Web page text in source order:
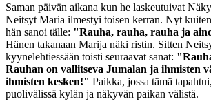
Saman päivän aikana kun he laskeutuivat
Neitsyt Maria ilmestyi toisen kerran. Nyt
hän sanoi tälle: "Rauha, rauha, rauha ja
Hänen takanaan Marija näki ristin. Sitten
kyynelehtiessään toisti seuraavat sanat:
Rauhan on vallitseva Jumalan ja ihmisten
ihmisten kesken!" Paikka, jossa tämä
puolivälissä kylän ja näkyvän paikan välistä.